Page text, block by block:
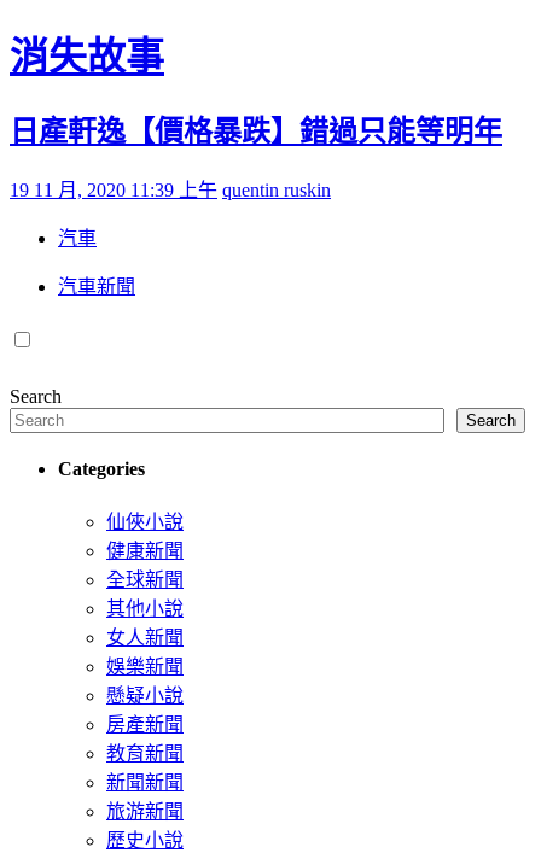
Skip to content
消失故事
日產軒逸【價格暴跌】錯過只能等明年
Posted on
19 11 月, 2020 11:39 上午 by
quentin ruskin
汽車
汽車新聞
Search
Search
Categories
仙俠小說
健康新聞
全球新聞
其他小說
女人新聞
娛樂新聞
懸疑小說
房產新聞
教育新聞
新聞新聞
旅游新聞
歷史小說